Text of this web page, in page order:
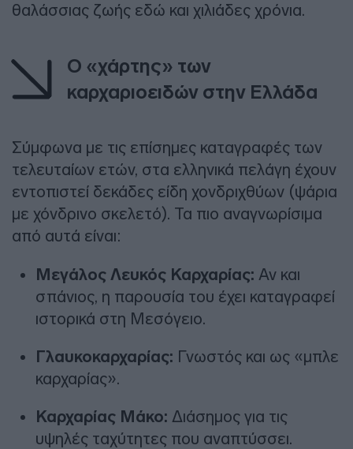
θαλάσσιας ζωής εδώ και χιλιάδες χρόνια.
Ο «χάρτης» των
καρχαριοειδών στην Ελλάδα
Σύμφωνα με τις επίσημες καταγραφές των
τελευταίων ετών, στα ελληνικά πελάγη έχουν
εντοπιστεί δεκάδες είδη χονδριχθύων (ψάρια
με χόνδρινο σκελετό). Τα πιο αναγνωρίσιμα
από αυτά είναι:
Μεγάλος Λευκός Καρχαρίας: Αν και
σπάνιος, η παρουσία του έχει καταγραφεί
ιστορικά στη Μεσόγειο.
Γλαυκοκαρχαρίας: Γνωστός και ως «μπλε
καρχαρίας».
Καρχαρίας Μάκο: Διάσημος για τις
υψηλές ταχύτητες που αναπτύσσει.